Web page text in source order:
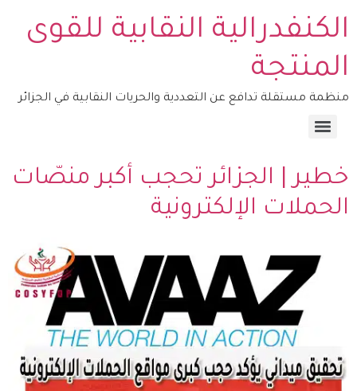
الكنفدرالية النقابية للقوى
المنتجة
منظمة مستقلة تدافع عن التعددية والحريات النقابية في الجزائر
خطير | الجزائر تحجب أكبر منصّات
الحملات الإلكترونية